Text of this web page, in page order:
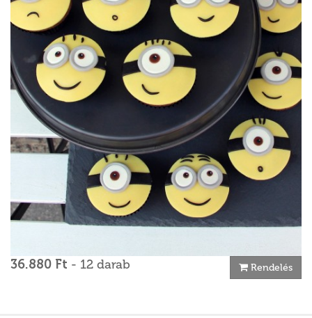
36.880 Ft - 12 darab Rendelés